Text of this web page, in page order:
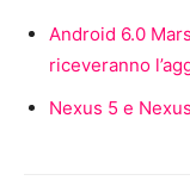
Android 6.0
riceveranno
Nexus 5 e